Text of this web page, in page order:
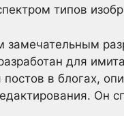
типов
для
постов в блогах,
Он